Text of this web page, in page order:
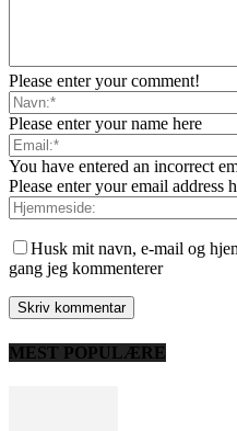
Please enter your comment!
Please enter your name here
You have entered an incorrect
Please enter your email address
Husk mit navn, e-mail og
gang jeg kommenterer
MEST POPULÆRE